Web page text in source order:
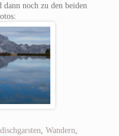
noch zu den beiden
, Wandern,